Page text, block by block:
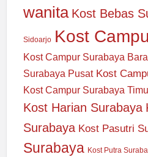
wanita Kost Bebas
Sidoarjo Kost
Kost Campur Surabaya
Surabaya Pusat Kost
Kost Campur Surabaya
Kost Harian Surabaya
Surabaya Kost Pasutri
Surabaya Kost Putra